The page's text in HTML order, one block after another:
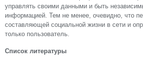
управлять своими данными и быть
информацией. Тем не менее, очевидно, что
составляющей социальной жизни в сети и
только пользователь.
Список литературы